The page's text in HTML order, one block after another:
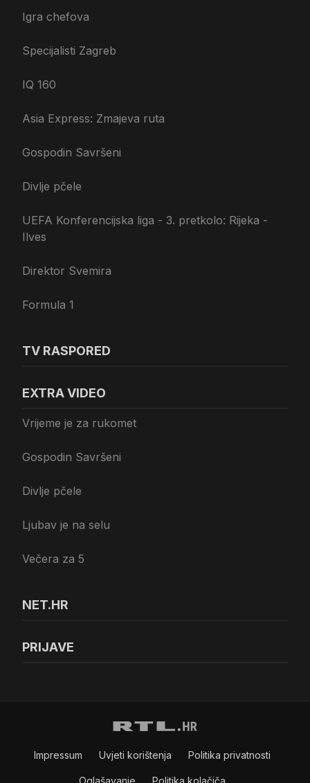
Igra chefova
Specijalisti Zagreb
IQ 160
Asia Express: Zmajeva ruta
Gospodin Savršeni
Divlje pčele
UEFA Konferencijska liga - 3. pretkolo: Rijeka -
Ilves
Direktor Svemira
Formula 1
TV RASPORED
EXTRA VIDEO
Vrijeme je za rukomet
Gospodin Savršeni
Divlje pčele
Ljubav je na selu
Večera za 5
NET.HR
PRIJAVE
Impressum Uvjeti korištenja Politika privatnosti
Oglašavanje Politika kolačiča